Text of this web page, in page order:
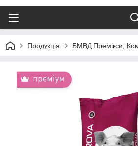
Продукція БМВД Премікси,